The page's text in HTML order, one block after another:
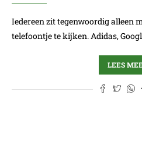
Iedereen zit tegenwoordig alleen
telefoontje te kijken. Adidas,
LEES